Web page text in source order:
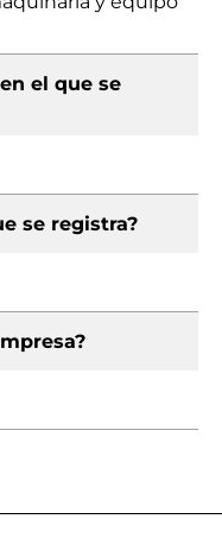
el que se
se registra?